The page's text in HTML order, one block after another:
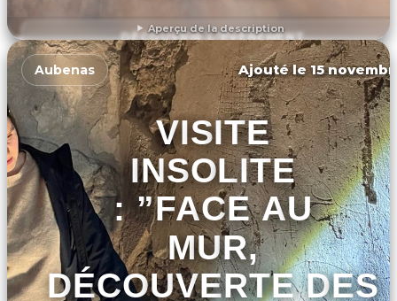
Aperçu de la description
DÉCOUVRIR L'ÉVÉNEMENT
Aubenas Ajouté le 15
VISITE
INSOLITE
: ”FACE AU
MUR,
DÉCOUVERTE DES